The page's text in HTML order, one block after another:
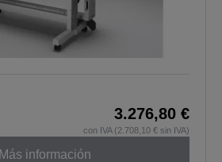
3.276,80 €
con IVA (2.708,10 € sin IVA)
Más información